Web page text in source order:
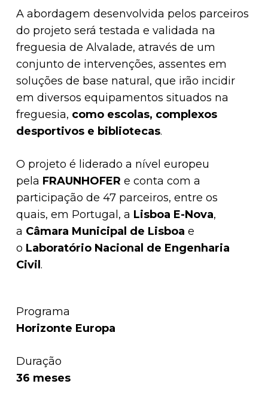
A abordagem desenvolvida pelos parceiros
do projeto será testada e validada na
freguesia de Alvalade, através de um
conjunto de intervenções, assentes em
soluções de base natural, que irão incidir
em diversos equipamentos situados na
freguesia, como escolas, complexos
desportivos e bibliotecas.
O projeto é liderado a nível europeu
pela FRAUNHOFER e conta com a
participação de 47 parceiros, entre os
quais, em Portugal, a Lisboa E-Nova,
a Câmara Municipal de Lisboa e
o Laboratório Nacional de Engenharia
Civil .
Programa
Horizonte Europa
Duração
36 meses